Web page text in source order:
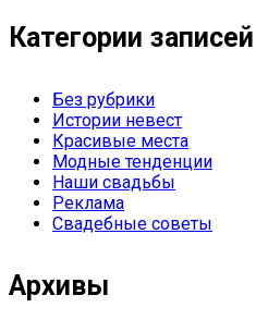
Категории записей
Без рубрики
Истории невест
Красивые места
Модные тенденции
Наши свадьбы
Реклама
Свадебные советы
Архивы